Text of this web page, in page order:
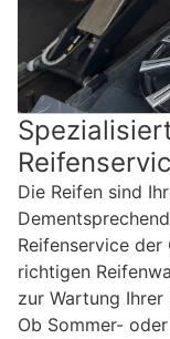
Die Reifen sind
Reifenservice
richtigen
zur Wartung Ihrer
Ob Sommer-